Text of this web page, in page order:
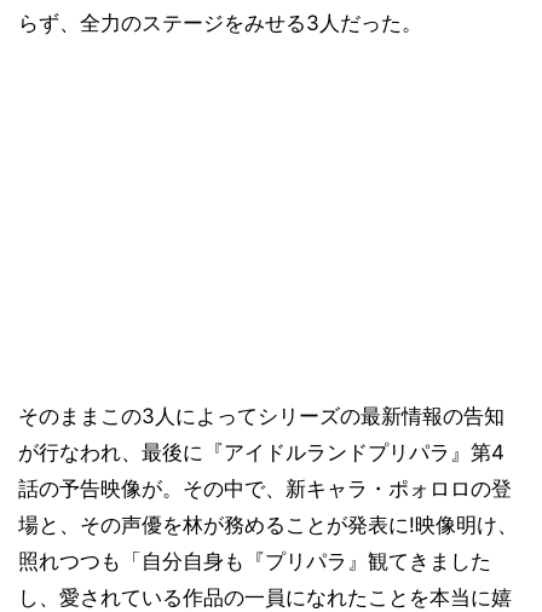
らず、全力のステージをみせる3人だった。
そのままこの3人によってシリーズの最新情報の告知
が行なわれ、最後に『アイドルランドプリパラ』第4
話の予告映像が。その中で、新キャラ・ポォロロの登
場と、その声優を林が務めることが発表に!映像明け、
照れつつも「自分自身も『プリパラ』観てきました
し、愛されている作品の一員になれたことを本当に嬉